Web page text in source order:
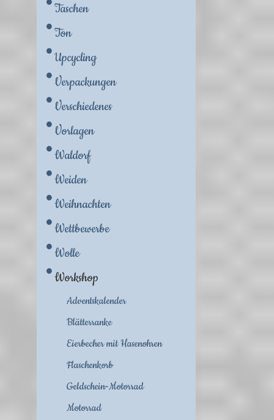
Taschen
Ton
Upcycling
Verpackungen
Verschiedenes
Vorlagen
Waldorf
Weiden
Weihnachten
Wettbewerbe
Wolle
Workshop
Adventskalender
Blätterranke
Eierbecher mit Hasenohren
Flaschenkorb
Geldschein-Motorrad
Motorrad